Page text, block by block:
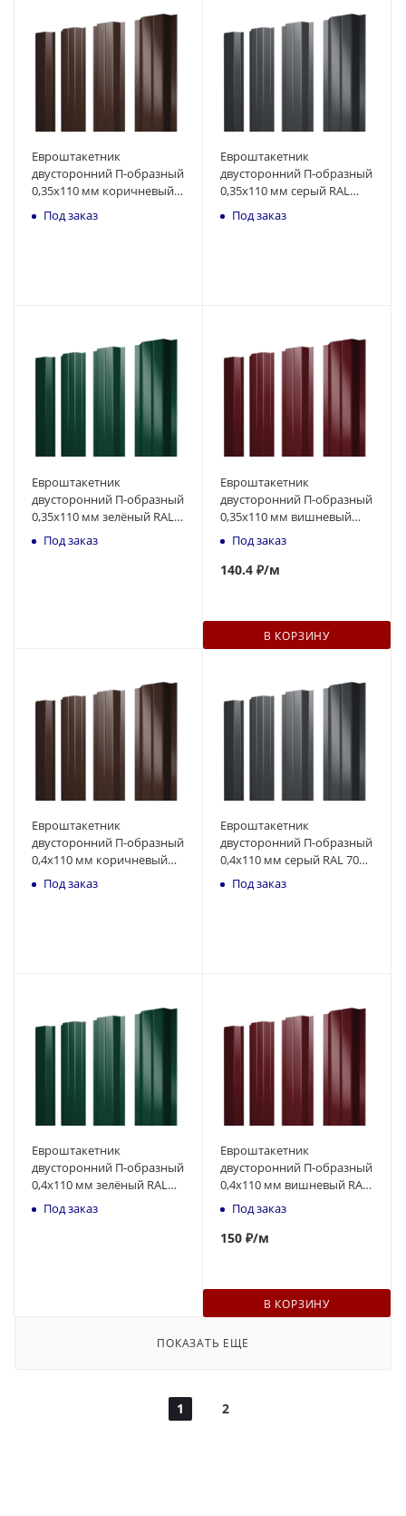
Евроштакетник
двусторонний П-образный
0,35x110 мм коричневый
RAL 8017 1м
Под заказ
Евроштакетник
двусторонний П-образный
0,35x110 мм серый RAL
7024 1м
Под заказ
Евроштакетник
двусторонний П-образный
0,35x110 мм зелёный RAL
6005 1м
Под заказ
Евроштакетник
двусторонний П-образный
0,35x110 мм вишневый
RAL 3005 1м
Под заказ
140.4 ₽/м
В КОРЗИНУ
Евроштакетник
двусторонний П-образный
0,4x110 мм коричневый
RAL 8017 1м
Под заказ
Евроштакетник
двусторонний П-образный
0,4x110 мм серый RAL 7024
1мПод заказ
Евроштакетник
двусторонний П-образный
0,4x110 мм зелёный RAL
6005 1м
Под заказ
Евроштакетник
двусторонний П-образный
0,4x110 мм вишневый RAL
3005 1м
Под заказ
150 ₽/м
В КОРЗИНУ
ПОКАЗАТЬ ЕЩЕ
1 2